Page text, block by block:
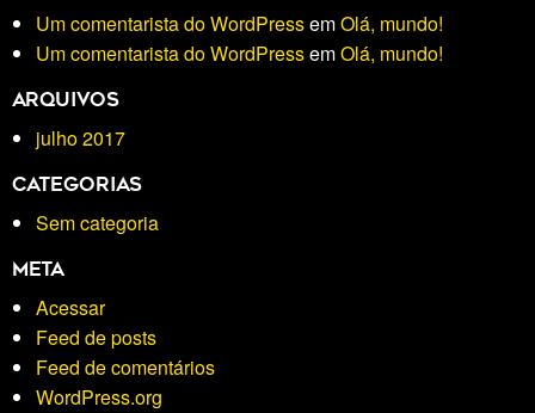
Um comentarista do WordPressemOlá, mundo!
Um comentarista do WordPressemOlá, mundo!
Arquivos
julho 2017
Categorias
Sem categoria
Meta
Acessar
Feed de posts
Feed de comentários
WordPress.org